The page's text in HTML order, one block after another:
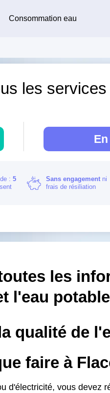
Consommation eau
les
: 5
Sans engagementni
frais de résiliation
les
l'eau potable
qualité de
faire à
d'électricité, vous devez